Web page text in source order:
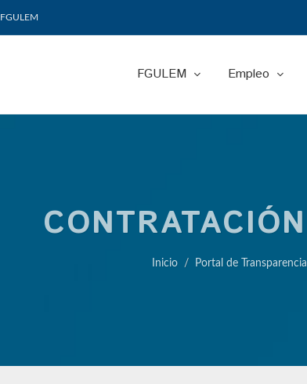
FGULEM
FGULEM Empleo
Inicio Portal de Transparencia